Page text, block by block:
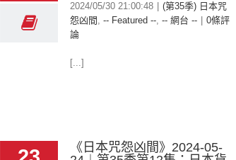
2024/05/30 21:00:48
(第35季) 日本咒
怨凶間 , -- Featured --, -- 網台 --
0條評
論
[...]
《日本咒怨凶間》2024-05-